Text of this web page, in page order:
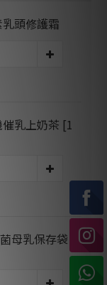
頭修護霜
乳上奶茶 [1
母乳保存袋